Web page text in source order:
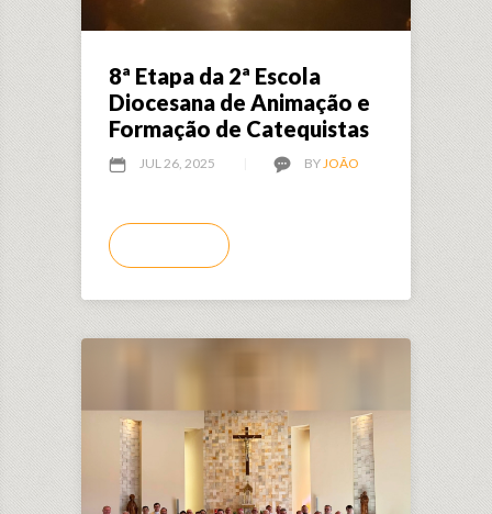
8ª Etapa da 2ª Escola
Diocesana de Animação e
Formação de Catequistas
JUL 26, 2025 BY JOÃO